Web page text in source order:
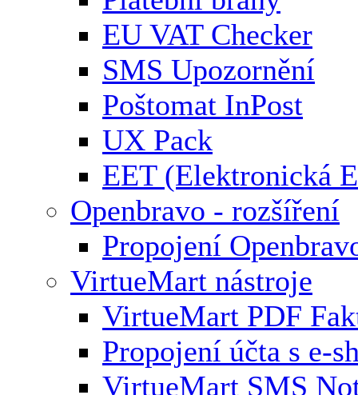
EU VAT Checker
SMS Upozornění
Poštomat InPost
UX Pack
EET (Elektronická
Openbravo - rozšíření
Propojení
VirtueMart nástroje
VirtueMart PDF
Propojení účta s e-
VirtueMart SMS